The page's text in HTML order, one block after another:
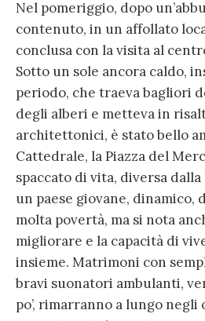
Nel pomeriggio, dopo
contenuto, in un affollato
conclusa con la visita al
Sotto un sole ancora caldo,
periodo, che traeva bagliori
degli alberi e metteva in
architettonici, è stato bello
Cattedrale, la Piazza del
spaccato di vita, diversa
un paese giovane, dinamico,
molta povertà, ma si nota
migliorare e la capacità di
insieme. Matrimoni con
bravi suonatori ambulanti,
po’, rimarranno a lungo